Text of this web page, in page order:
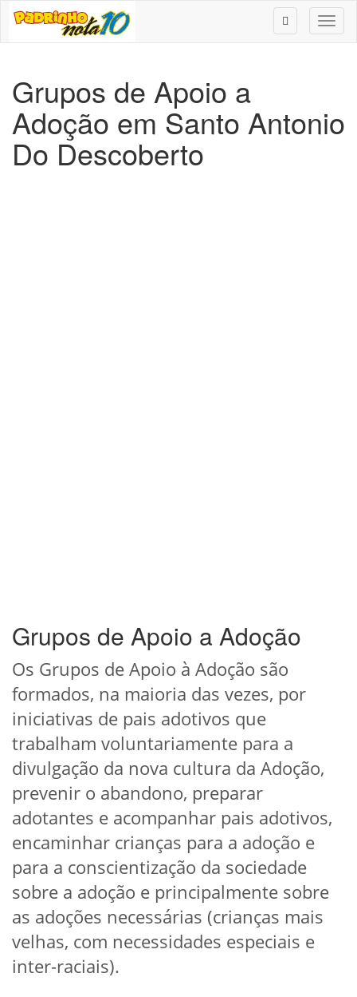
Grupos de Apoio a
Adoção em Santo Antonio
Do Descoberto
Grupos de Apoio a Adoção
Os Grupos de Apoio à Adoção são
formados, na maioria das vezes, por
iniciativas de pais adotivos que
trabalham voluntariamente para a
divulgação da nova cultura da Adoção,
prevenir o abandono, preparar
adotantes e acompanhar pais adotivos,
encaminhar crianças para a adoção e
para a conscientização da sociedade
sobre a adoção e principalmente sobre
as adoções necessárias (crianças mais
velhas, com necessidades especiais e
inter-raciais).